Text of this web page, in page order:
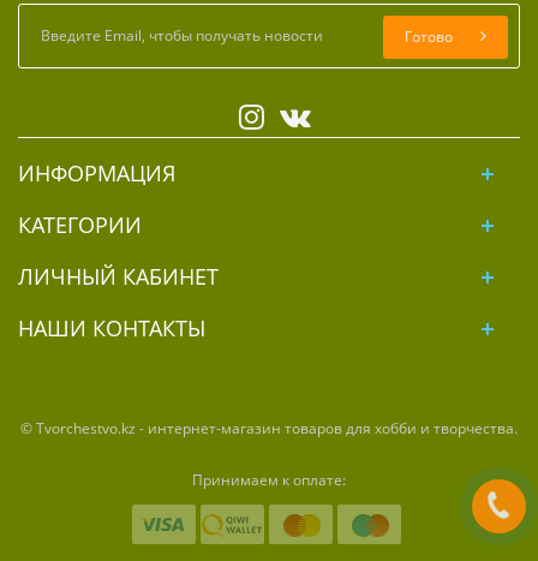
Готово
ИНФОРМАЦИЯ
КАТЕГОРИИ
ЛИЧНЫЙ КАБИНЕТ
НАШИ КОНТАКТЫ
© Tvorchestvo.kz - интернет-магазин товаров для хобби и творчества.
Принимаем к оплате: